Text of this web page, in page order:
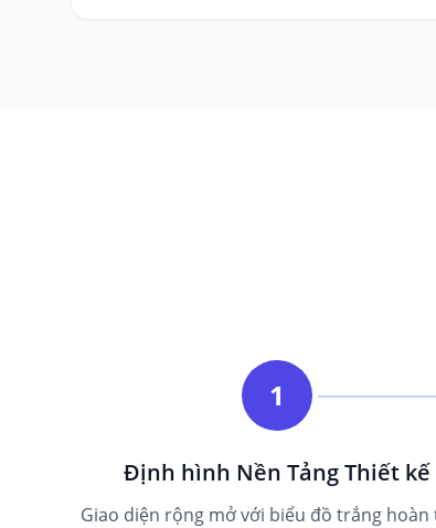
1
Định hình Nền Tảng Thiết kế
Giao diện rộng mở với biểu đồ trắng hoàn